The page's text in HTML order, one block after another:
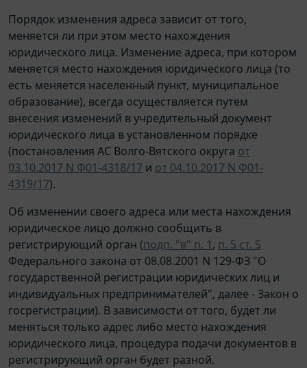
Порядок изменения адреса зависит от того,
меняется ли при этом место нахождения
юридического лица. Изменение адреса, при котором
меняется место нахождения юридического лица (то
есть меняется населенный пункт, муниципальное
образование), всегда осуществляется путем
внесения изменений в учредительный документ
юридического лица в установленном порядке
(постановления АС Волго-Вятского округа от
03.10.2017 N Ф01-4318/17 и от 04.10.2017 N Ф01-
4319/17).
Об изменении своего адреса или места нахождения
юридическое лицо должно сообщить в
регистрирующий орган (подп. "в" п. 1, п. 5 ст. 5
Федерального закона от 08.08.2001 N 129-ФЗ "О
государственной регистрации юридических лиц и
индивидуальных предпринимателей", далее - Закон о
госрегистрации). В зависимости от того, будет ли
меняться только адрес либо место нахождения
юридического лица, процедура подачи документов в
регистрирующий орган будет разной.